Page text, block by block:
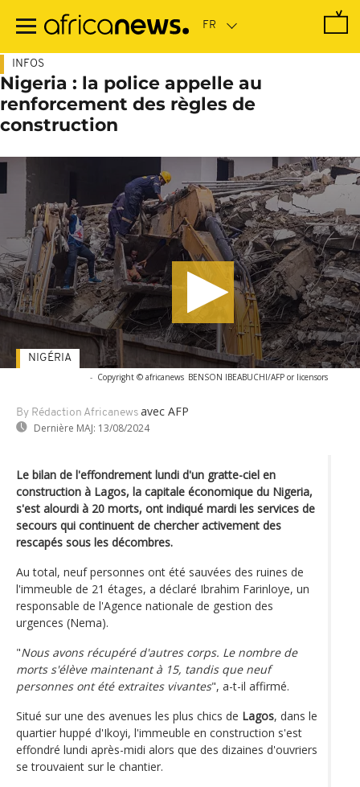
contenu
INFOS
Nigeria : la police appelle au
renforcement des règles de
construction
- Copyright © africanews BENSON IBEABUCHI/AFP or licensors
By Rédaction Africanews avec AFP
Dernière MAJ: 13/08/2024
NIGÉRIA
Le bilan de l'effondrement lundi d'un gratte-ciel en
construction à Lagos, la capitale économique du Nigeria,
s'est alourdi à 20 morts, ont indiqué mardi les services de
secours qui continuent de chercher activement des
rescapés sous les décombres.
Au total, neuf personnes ont été sauvées des ruines de
l'immeuble de 21 étages, a déclaré Ibrahim Farinloye, un
responsable de l'Agence nationale de gestion des
urgences (Nema).
"Nous avons récupéré d'autres corps. Le nombre de
morts s'élève maintenant à 15, tandis que neuf
personnes ont été extraites vivantes", a-t-il affirmé.
Situé sur une des avenues les plus chics de Lagos, dans le
quartier huppé d'Ikoyi, l'immeuble en construction s'est
effondré lundi après-midi alors que des dizaines d'ouvriers
se trouvaient sur le chantier.